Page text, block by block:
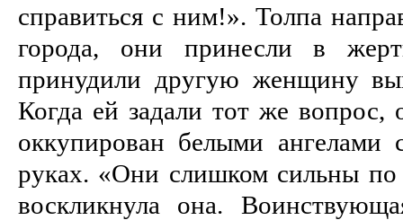
справиться с ним!». Толпа
города, они принесли в
принудили другую женщину
Когда ей задали тот же вопрос,
оккупирован белыми
руках. «Они слишком сильны
воскликнула она.